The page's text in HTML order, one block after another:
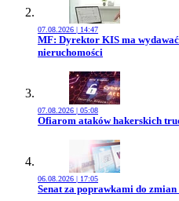
07.08.2026 | 14:47
Przejdź do artykułu:
MF: Dyrektor KIS ma
nieruchomości
07.08.2026 | 05:08
Przejdź do artykułu:
Ofiarom ataków hakerskich
06.08.2026 | 17:05
Przejdź do artykułu:
Senat za poprawkami do zmian